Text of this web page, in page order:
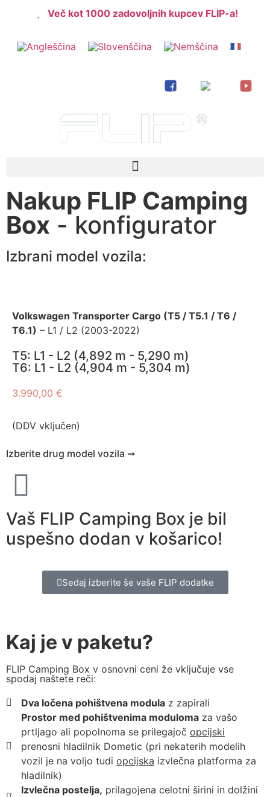
Več kot 1000 zadovoljnih kupcev FLIP-a!
Nakup FLIP Camping
Box - konfigurator
Izbrani model vozila:
Volkswagen Transporter Cargo (T5 / T5.1 / T6 /
T6.1) – L1 / L2 (2003-2022)
T5: L1 - L2 (4,892 m - 5,290 m)
T6: L1 - L2 (4,904 m - 5,304 m)
3.990,00 €
(DDV vključen)
Izberite drug model vozila ➞
Vaš FLIP Camping Box je bil
uspešno dodan v košarico!
Sedaj izberite še vaše FLIP dodatke
Kaj je v paketu?
FLIP Camping Box v osnovni ceni že vključuje vse
spodaj naštete reči:
Dva ločena pohištvena modula z zapirali
Prostor med pohištvenima moduloma za vašo
prtljago ali popolnoma se prilegajoč opcijski
prenosni hladilnik Dometic (pri nekaterih modelih
vozil je na voljo tudi opcijska izvlečna platforma za
hladilnik)
Izvlečna postelja, prilagojena celotni širini in dolžini